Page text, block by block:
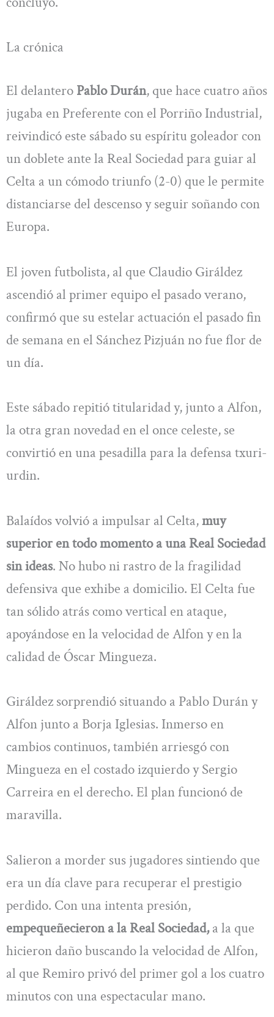
La crónica
El delantero Pablo Durán, que hace cuatro años
jugaba en Preferente con el Porriño Industrial,
reivindicó este sábado su espíritu goleador con
un doblete ante la Real Sociedad para guiar al
Celta a un cómodo triunfo (2-0) que le permite
distanciarse del descenso y seguir soñando con
Europa.
El joven futbolista, al que Claudio Giráldez
ascendió al primer equipo el pasado verano,
confirmó que su estelar actuación el pasado fin
de semana en el Sánchez Pizjuán no fue flor de
un día.
Este sábado repitió titularidad y, junto a Alfon,
la otra gran novedad en el once celeste, se
convirtió en una pesadilla para la defensa txuri-
urdin.
Balaídos volvió a impulsar al Celta,muy
superior en todo momento a una Real Sociedad
sin ideas. No hubo ni rastro de la fragilidad
defensiva que exhibe a domicilio. El Celta fue
tan sólido atrás como vertical en ataque,
apoyándose en la velocidad de Alfon y en la
calidad de Óscar Mingueza.
Giráldez sorprendió situando a Pablo Durán y
Alfon junto a Borja Iglesias. Inmerso en
cambios continuos, también arriesgó con
Mingueza en el costado izquierdo y Sergio
Carreira en el derecho. El plan funcionó de
maravilla.
Salieron a morder sus jugadores sintiendo que
era un día clave para recuperar el prestigio
perdido. Con una intenta presión,
empequeñecieron a la Real Sociedad,a la que
hicieron daño buscando la velocidad de Alfon,
al que Remiro privó del primer gol a los cuatro
minutos con una espectacular mano.